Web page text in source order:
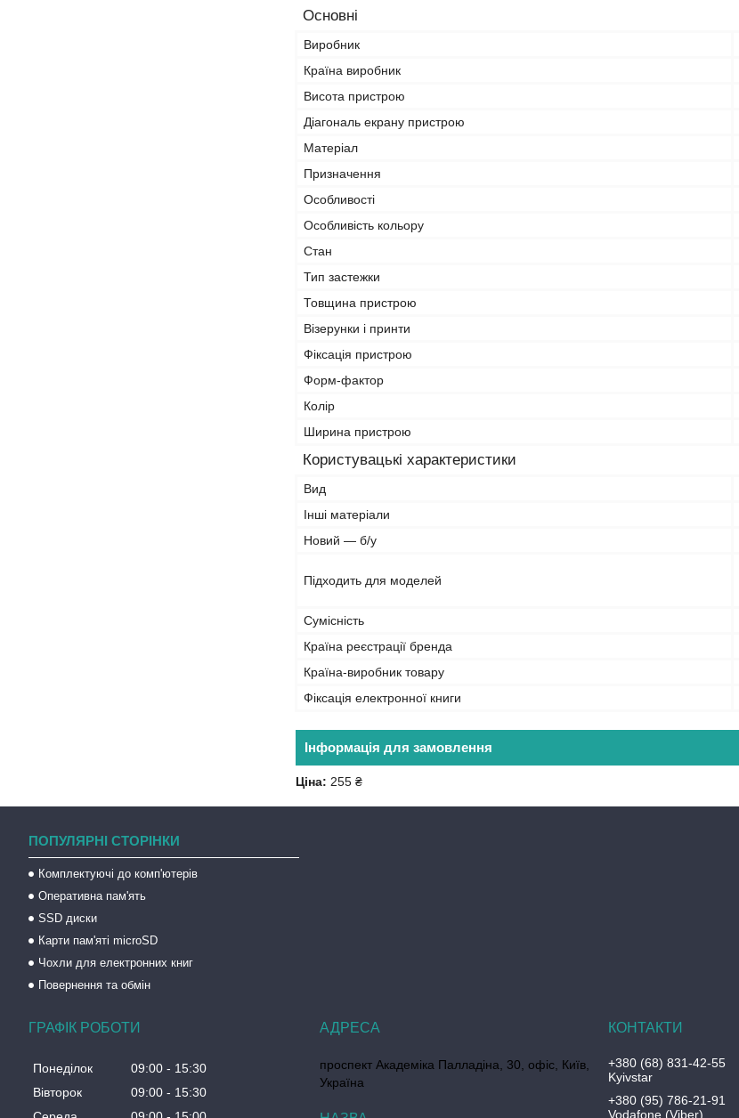
Основні
Виробник
Країна виробник
Висота пристрою
Діагональ екрану пристрою
Матеріал
Призначення
Особливості
Особливість кольору
Стан
Тип застежки
Товщина пристрою
Візерунки і принти
Фіксація пристрою
Форм-фактор
Колір
Ширина пристрою
Користувацькі характеристики
Вид
Інші матеріали
Новий — б/у
Підходить для моделей
Сумісність
Країна реєстрації бренда
Країна-виробник товару
Фіксація електронної книги
Інформація для замовлення
Ціна: 255 ₴
ПОПУЛЯРНІ СТОРІНКИ
Комплектуючі до комп'ютерів
Оперативна пам'ять
SSD диски
Карти пам'яті microSD
Чохли для електронних книг
Повернення та обмін
ГРАФІК РОБОТИ
Понеділок 09:00
15:30
Вівторок
09:00
15:30
проспект Академіка Палладіна, 30, офіс, Київ,
Україна
+380 (68) 831-42-55
Kyivstar
+380 (95) 786-21-91
Vodafone (Viber)